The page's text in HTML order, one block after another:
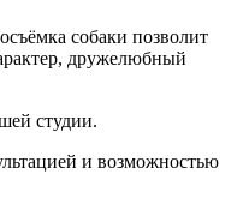
собаки позволит
дружелюбный
студии.
и возможностью